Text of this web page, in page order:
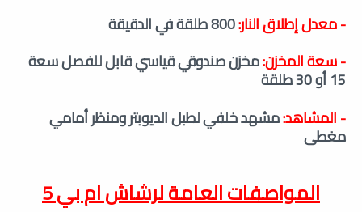
- معدل إطلاق النار:
- سعة المخزن:مخزن صندوقي قياسي قابل للفصل سعة
15 أو 30 طلقة
- المشاهد:مشهد خلفي لطبل الديوبتر ومنظر أمامي
مغطى
المواصفات العامة لرشاش ام بي 5